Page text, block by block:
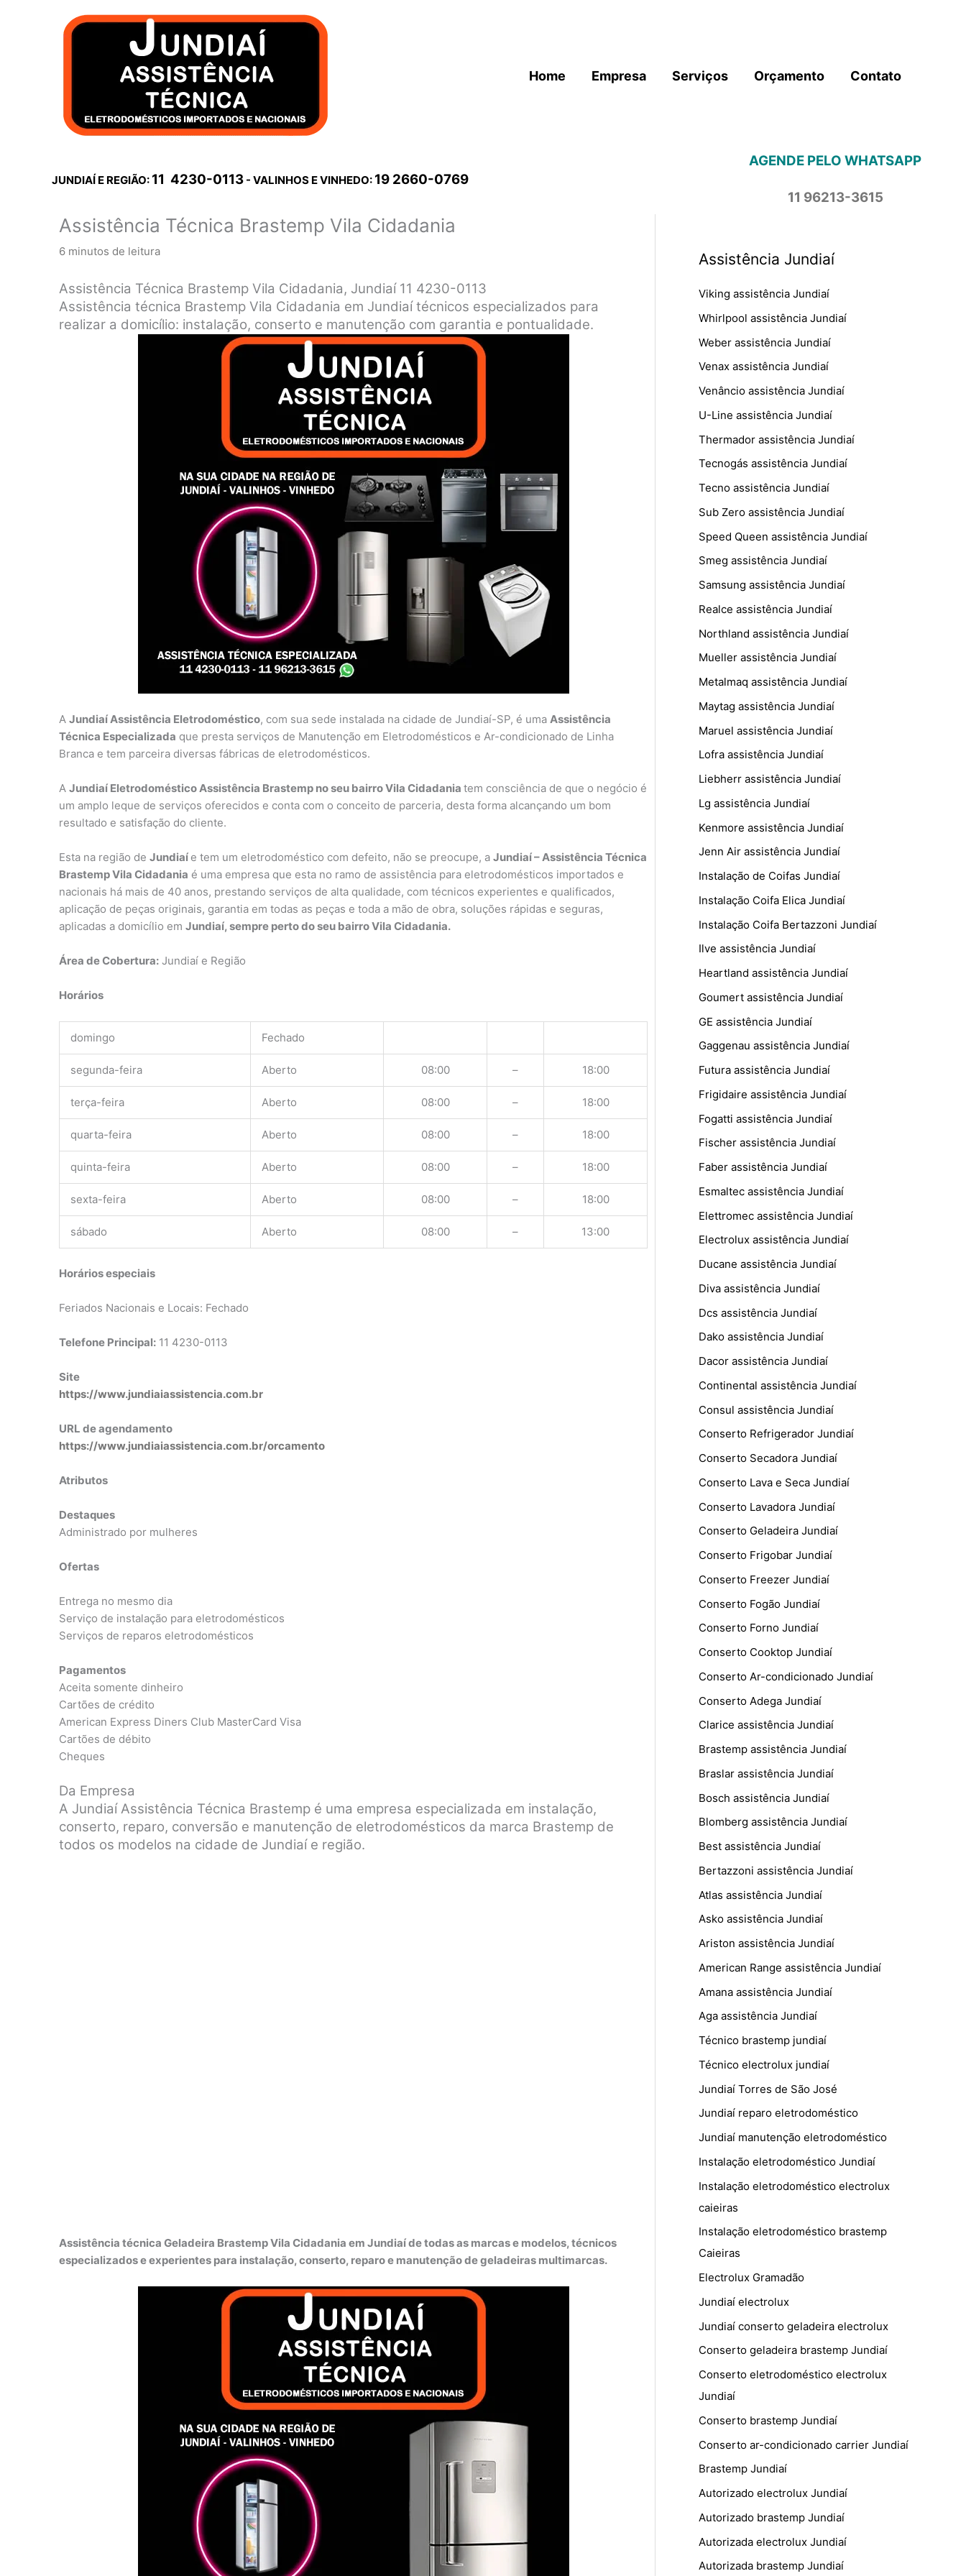
Home Empresa Serviços Orçamento Contato
JUNDIAÍ E REGIÃO: 11 4230-0113 - VALINHOS E VINHEDO: 19 2660-0769
AGENDE PELO WHATSAPP
11 96213-3615
Assistência Técnica Brastemp Vila Cidadania
6 minutos de leitura
Assistência Técnica Brastemp Vila Cidadania, Jundiaí 11 4230-0113
Assistência técnica Brastemp Vila Cidadania em Jundiaí técnicos especializados para
realizar a domicílio: instalação, conserto e manutenção com garantia e pontualidade.
A Jundiaí Assistência Eletrodoméstico, com sua sede instalada na cidade de Jundiaí-SP, é uma Assistência
Técnica Especializada que presta serviços de Manutenção em Eletrodomésticos e Ar-condicionado de Linha
Branca e tem parceira diversas fábricas de eletrodomésticos.
A Jundiaí Eletrodoméstico Assistência Brastemp no seu bairro Vila Cidadania tem consciência de que o negócio é
um amplo leque de serviços oferecidos e conta com o conceito de parceria, desta forma alcançando um bom
resultado e satisfação do cliente.
Esta na região de Jundiaí e tem um eletrodoméstico com defeito, não se preocupe, a Jundiaí – Assistência Técnica
Brastemp Vila Cidadania é uma empresa que esta no ramo de assistência para eletrodomésticos importados e
nacionais há mais de 40 anos, prestando serviços de alta qualidade, com técnicos experientes e qualificados,
aplicação de peças originais, garantia em todas as peças e toda a mão de obra, soluções rápidas e seguras,
aplicadas a domicílio em Jundiaí, sempre perto do seu bairro Vila Cidadania.
Área de Cobertura: Jundiaí e Região
Horários
domingo Fechado
segunda-feira Aberto 08:00 – 18:00
terça-feira Aberto 08:00 – 18:00
quarta-feira Aberto 08:00 – 18:00
quinta-feira Aberto 08:00 – 18:00
sexta-feira Aberto 08:00 – 18:00
sábado Aberto 08:00 – 13:00
Horários especiais
Feriados Nacionais e Locais: Fechado
Telefone Principal: 11 4230-0113
Site
https://www.jundiaiassistencia.com.br
URL de agendamento
https://www.jundiaiassistencia.com.br/orcamento
Atributos
Destaques
Administrado por mulheres
Ofertas
Entrega no mesmo dia
Serviço de instalação para eletrodomésticos
Serviços de reparos eletrodomésticos
Pagamentos
Aceita somente dinheiro
Cartões de crédito
American Express Diners Club MasterCard Visa
Cartões de débito
Cheques
Da Empresa
A Jundiaí Assistência Técnica Brastemp é uma empresa especializada em instalação,
conserto, reparo, conversão e manutenção de eletrodomésticos da marca Brastemp de
todos os modelos na cidade de Jundiaí e região.
Assistência técnica Geladeira Brastemp Vila Cidadania em Jundiaí de todas as marcas e modelos, técnicos
especializados e experientes para instalação, conserto, reparo e manutenção de geladeiras multimarcas.
Assistência Jundiaí
Viking assistência Jundiaí
Whirlpool assistência Jundiaí
Weber assistência Jundiaí
Venax assistência Jundiaí
Venâncio assistência Jundiaí
U-Line assistência Jundiaí
Thermador assistência Jundiaí
Tecnogás assistência Jundiaí
Tecno assistência Jundiaí
Sub Zero assistência Jundiaí
Speed Queen assistência Jundiaí
Smeg assistência Jundiaí
Samsung assistência Jundiaí
Realce assistência Jundiaí
Northland assistência Jundiaí
Mueller assistência Jundiaí
Metalmaq assistência Jundiaí
Maytag assistência Jundiaí
Maruel assistência Jundiaí
Lofra assistência Jundiaí
Liebherr assistência Jundiaí
Lg assistência Jundiaí
Kenmore assistência Jundiaí
Jenn Air assistência Jundiaí
Instalação de Coifas Jundiaí
Instalação Coifa Elica Jundiaí
Instalação Coifa Bertazzoni Jundiaí
Ilve assistência Jundiaí
Heartland assistência Jundiaí
Goumert assistência Jundiaí
GE assistência Jundiaí
Gaggenau assistência Jundiaí
Futura assistência Jundiaí
Frigidaire assistência Jundiaí
Fogatti assistência Jundiaí
Fischer assistência Jundiaí
Faber assistência Jundiaí
Esmaltec assistência Jundiaí
Elettromec assistência Jundiaí
Electrolux assistência Jundiaí
Ducane assistência Jundiaí
Diva assistência Jundiaí
Dcs assistência Jundiaí
Dako assistência Jundiaí
Dacor assistência Jundiaí
Continental assistência Jundiaí
Consul assistência Jundiaí
Conserto Refrigerador Jundiaí
Conserto Secadora Jundiaí
Conserto Lava e Seca Jundiaí
Conserto Lavadora Jundiaí
Conserto Geladeira Jundiaí
Conserto Frigobar Jundiaí
Conserto Freezer Jundiaí
Conserto Fogão Jundiaí
Conserto Forno Jundiaí
Conserto Cooktop Jundiaí
Conserto Ar-condicionado Jundiaí
Conserto Adega Jundiaí
Clarice assistência Jundiaí
Brastemp assistência Jundiaí
Braslar assistência Jundiaí
Bosch assistência Jundiaí
Blomberg assistência Jundiaí
Best assistência Jundiaí
Bertazzoni assistência Jundiaí
Atlas assistência Jundiaí
Asko assistência Jundiaí
Ariston assistência Jundiaí
American Range assistência Jundiaí
Amana assistência Jundiaí
Aga assistência Jundiaí
Técnico brastemp jundiaí
Técnico electrolux jundiaí
Jundiaí Torres de São José
Jundiaí reparo eletrodoméstico
Jundiaí manutenção eletrodoméstico
Instalação eletrodoméstico Jundiaí
Instalação eletrodoméstico electrolux
caieiras
Instalação eletrodoméstico brastemp
Caieiras
Electrolux Gramadão
Jundiaí electrolux
Jundiaí conserto geladeira electrolux
Conserto geladeira brastemp Jundiaí
Conserto eletrodoméstico electrolux
Jundiaí
Conserto brastemp Jundiaí
Conserto ar-condicionado carrier Jundiaí
Brastemp Jundiaí
Autorizado electrolux Jundiaí
Autorizado brastemp Jundiaí
Autorizada electrolux Jundiaí
Autorizada brastemp Jundiaí